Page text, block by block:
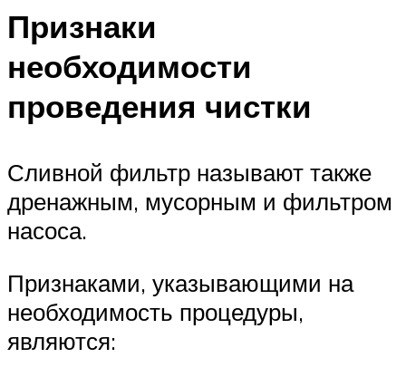
Признаки
необходимости
проведения чистки
Сливной фильтр называют также
дренажным, мусорным и фильтром
насоса.
Признаками, указывающими на
необходимость процедуры,
являются: